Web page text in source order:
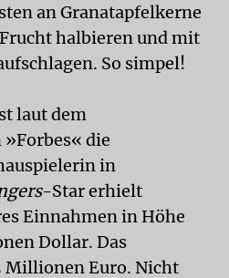
an Granatapfelkerne
halbieren und mit
So simpel!
laut dem
die
in
-Star erhielt
Einnahmen in Höhe
Dollar. Das
Millionen Euro. Nicht